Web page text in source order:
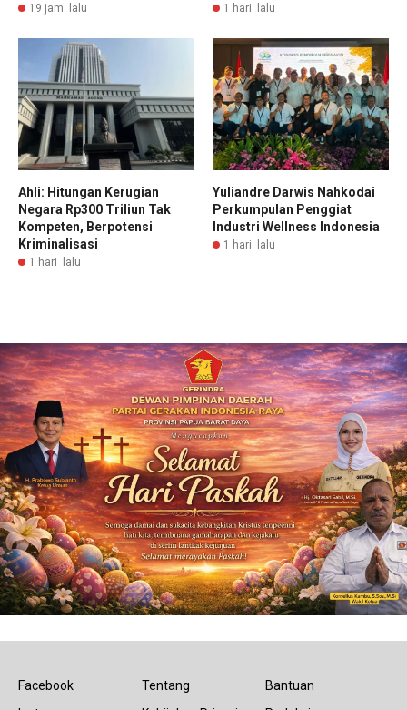
19 jam lalu 1 hari lalu
Ahli: Hitungan Kerugian
Negara Rp300 Triliun Tak
Kompeten, Berpotensi
Kriminalisasi
1 hari lalu
Yuliandre Darwis Nahkodai
Perkumpulan Penggiat
Industri Wellness Indonesia
1 hari lalu
Facebook
Tentang
Bantuan